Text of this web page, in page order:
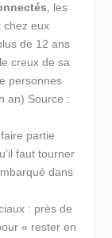
, les
chez eux
de 12 ans
creux de sa
personnes
an) Source :
partie
faut tourner
dans
: près de
« rester en